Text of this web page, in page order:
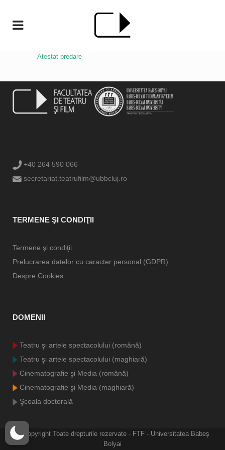
Atestat-predare
+40 264 590 066
secretariat.teatrufilm@ubbcluj.ro
TERMENE ŞI CONDIŢII
Termene şi condiţii
Prelucrarea datelor cu caracter personal (GDPR)
Despre Cookies
DOMENII
Teatru şi artele spectacolului (română)
Teatru şi artele spectacolului (maghiară)
Cinematografie şi Media (română)
Cinematografie şi Media (maghiară)
Şcoala doctorală
© Copyright Toate drepturile rezervate - FTF - Universitatea Babeş
Bolyai